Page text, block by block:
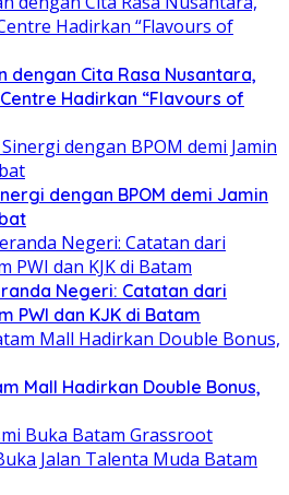
dengan Cita Rasa Nusantara,
Hadirkan “Flavours of
dengan BPOM demi Jamin
Negeri: Catatan dari
PWI dan KJK di Batam
Mall Hadirkan Double Bonus,